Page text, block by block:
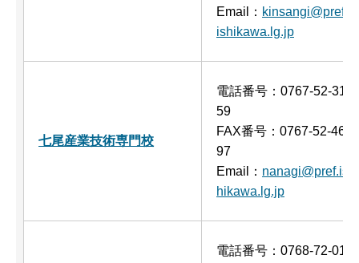
Email： kinsangi@pref.
ishikawa.lg.jp
七尾産業技術専門校
電話番号：0767-52-31
59
FAX番号：0767-52-46
97
Email： nanagi@pref.is
hikawa.lg.jp
電話番号：0768-72-01